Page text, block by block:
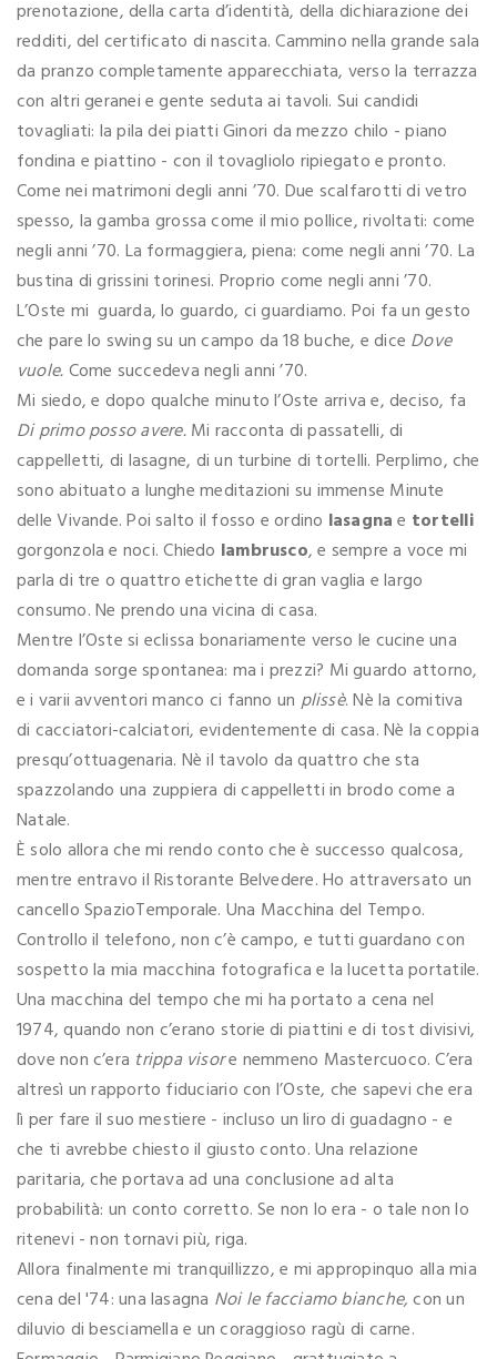
prenotazione, della carta d’identità, della dichiarazione dei
redditi, del certificato di nascita. Cammino nella grande sala
da pranzo completamente apparecchiata, verso la terrazza
con altri geranei e gente seduta ai tavoli. Sui candidi
tovagliati: la pila dei piatti Ginori da mezzo chilo - piano
fondina e piattino - con il tovagliolo ripiegato e pronto.
Come nei matrimoni degli anni ’70. Due scalfarotti di vetro
spesso, la gamba grossa come il mio pollice, rivoltati: come
negli anni ’70. La formaggiera, piena: come negli anni ’70. La
bustina di grissini torinesi. Proprio come negli anni ’70.
L’Oste mi guarda, lo guardo, ci guardiamo. Poi fa un gesto
che pare lo swing su un campo da 18 buche, e dice Dove
vuole.Come succedeva negli anni ’70.
Mi siedo, e dopo qualche minuto l’Oste arriva e, deciso, fa
Di primo posso avere.Mi racconta di passatelli, di
cappelletti, di lasagne, di un turbine di tortelli. Perplimo, che
sono abituato a lunghe meditazioni su immense Minute
delle Vivande. Poi salto il fosso e ordino lasagnae tortelli
gorgonzola e noci. Chiedo lambrusco, e sempre a voce mi
parla di tre o quattro etichette di gran vaglia e largo
consumo. Ne prendo una vicina di casa.
Mentre l’Oste si eclissa bonariamente verso le cucine una
domanda sorge spontanea: ma i prezzi? Mi guardo attorno,
e i varii avventori manco ci fanno un plissè. Nè la comitiva
di cacciatori-calciatori, evidentemente di casa. Nè la coppia
presqu’ottuagenaria. Nè il tavolo da quattro che sta
spazzolando una zuppiera di cappelletti in brodo come a
Natale.
È solo allora che mi rendo conto che è successo qualcosa,
mentre entravo il Ristorante Belvedere. Ho attraversato un
cancello SpazioTemporale. Una Macchina del Tempo.
Controllo il telefono, non c’è campo, e tutti guardano con
sospetto la mia macchina fotografica e la lucetta portatile.
Una macchina del tempo che mi ha portato a cena nel
1974, quando non c’erano storie di piattini e di tost divisivi,
dove non c’era trippa visore nemmeno Mastercuoco. C’era
altresì un rapporto fiduciario con l’Oste, che sapevi che era
lì per fare il suo mestiere - incluso un liro di guadagno - e
che ti avrebbe chiesto il giusto conto. Una relazione
paritaria, che portava ad una conclusione ad alta
probabilità: un conto corretto. Se non lo era - o tale non lo
ritenevi - non tornavi più, riga.
Allora finalmente mi tranquillizzo, e mi appropinquo alla mia
cena del '74: una lasagna Noi le facciamo bianche,con un
diluvio di besciamella e un coraggioso ragù di carne.